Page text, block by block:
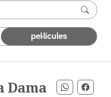
pel·lícules
Dama
Compartir